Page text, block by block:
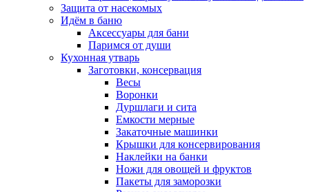
Защита от насекомых
Идём в баню
Аксессуары для бани
Паримся от души
Кухонная утварь
Заготовки, консервация
Весы
Воронки
Дуршлаги и сита
Емкости мерные
Закаточные машинки
Крышки для консервирования
Наклейки на банки
Ножи для овощей и фруктов
Пакеты для заморозки